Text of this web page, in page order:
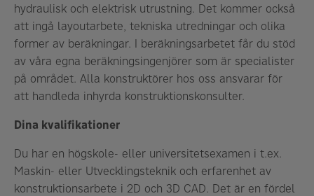
hydraulisk och elektrisk utrustning. Det kommer också
att ingå layoutarbete, tekniska utredningar och olika
former av beräkningar. I beräkningsarbetet får du stöd
av våra egna beräkningsingenjörer som är specialister
på området. Alla konstruktörer hos oss ansvarar för
att handleda inhyrda konstruktionskonsulter.
Dina kvalifikationer
Du har en högskole- eller universitetsexamen i t.ex.
Maskin- eller Utvecklingsteknik och erfarenhet av
konstruktionsarbete i 2D och 3D CAD. Det är en fördel